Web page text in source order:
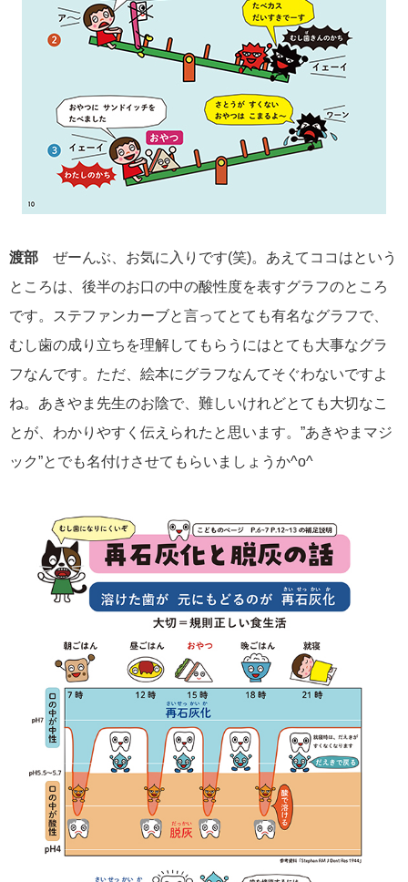
渡部 ぜーんぶ、お気に入りです(笑)。あえてココはという
ところは、後半のお口の中の酸性度を表すグラフのところ
です。ステファンカーブと言ってとても有名なグラフで、
むし歯の成り立ちを理解してもらうにはとても大事なグラ
フなんです。ただ、絵本にグラフなんてそぐわないですよ
ね。あきやま先生のお陰で、難しいけれどとても大切なこ
とが、わかりやすく伝えられたと思います。”あきやまマジ
ック”とでも名付けさせてもらいましょうか^o^